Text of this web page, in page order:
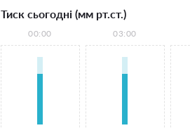
Тиск сьогодні (мм рт.ст.)
00:00 03:00